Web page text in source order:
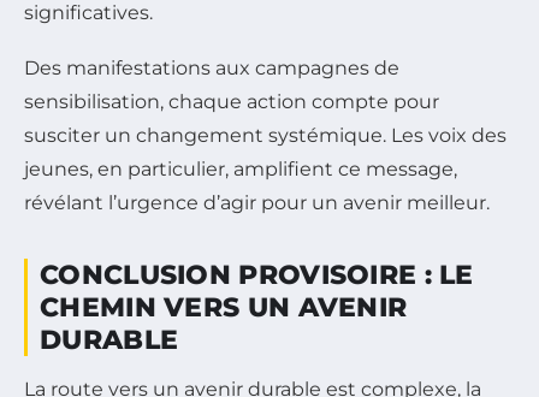
significatives.
Des manifestations aux campagnes de
sensibilisation, chaque action compte pour
susciter un changement systémique. Les voix des
jeunes, en particulier, amplifient ce message,
révélant l’urgence d’agir pour un avenir meilleur.
CONCLUSION PROVISOIRE : LE
CHEMIN VERS UN AVENIR
DURABLE
La route vers un avenir durable est complexe, la